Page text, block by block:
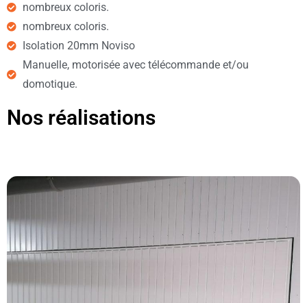
nombreux coloris.
nombreux coloris.
Isolation 20mm Noviso
Manuelle, motorisée avec télécommande et/ou
domotique.
Nos réalisations